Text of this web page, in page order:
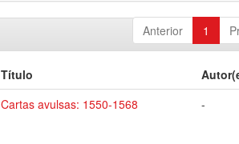
Anterior 1
Título
Cartas avulsas: 1550-1568 -